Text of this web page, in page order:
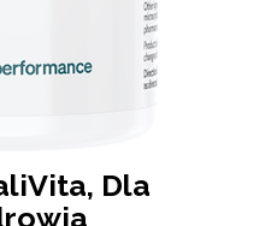
Dla